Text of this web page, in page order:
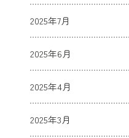
2025年7月
2025年6月
2025年4月
2025年3月